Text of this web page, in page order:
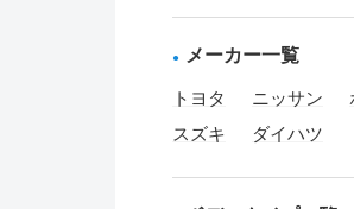
メーカー一覧
トヨタ ニッサン
スズキ
ダイハツ